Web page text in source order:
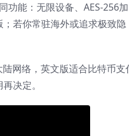
功能：无限设备、AES-256加
若你常驻海外或追求极致隐
网络，英文版适合比特币支
决定。